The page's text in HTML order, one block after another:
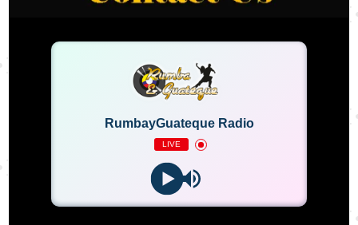
RumbayGuateque Radio
LIVE